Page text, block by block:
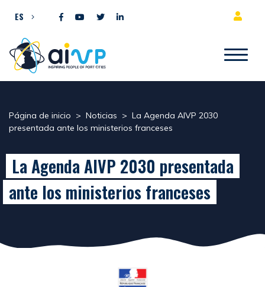
ES
Página de inicio > Noticias > La Agenda AIVP 2030
presentada ante los ministerios franceses
La Agenda AIVP 2030 presentada
ante los ministerios franceses